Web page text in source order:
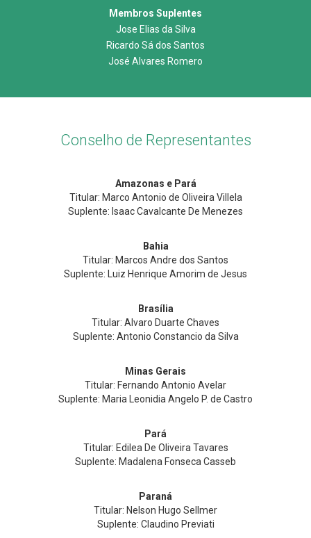
Membros Suplentes
Jose Elias da Silva
Ricardo Sá dos Santos
José Alvares Romero
Conselho de Representantes
Amazonas e Pará
Titular: Marco Antonio de Oliveira Villela
Suplente: Isaac Cavalcante De Menezes
Bahia
Titular: Marcos Andre dos Santos
Suplente: Luiz Henrique Amorim de Jesus
Brasília
Titular: Alvaro Duarte Chaves
Suplente: Antonio Constancio da Silva
Minas Gerais
Titular: Fernando Antonio Avelar
Suplente: Maria Leonidia Angelo P. de Castro
Pará
Titular: Edilea De Oliveira Tavares
Suplente: Madalena Fonseca Casseb
Paraná
Titular: Nelson Hugo Sellmer
Suplente: Claudino Previati